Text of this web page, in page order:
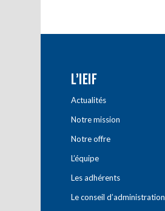
L’IEIF
Actualités
Notre mission
Notre offre
L’équipe
Les adhérents
Le conseil d’administration